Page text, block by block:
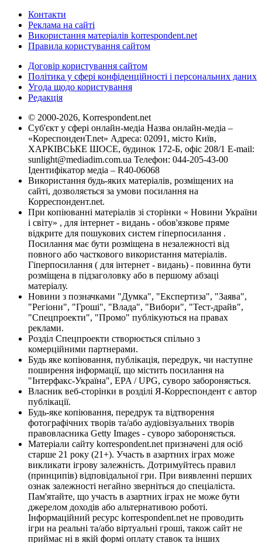
Контакти
Реклама на сайті
Використання матеріалів korrespondent.net
Правила користування сайтом
Договір користування сайтом
Політика у сфері конфіденційності і персональних даних
Угода щодо користування
Редакція
© 2000-2026, Korrespondent.net
Суб'єкт у сфері онлайн-медіа Назва онлайн-медіа –
«КореспонденТ.net» Адреса: 02091, місто Київ,
ХАРКІВСЬКЕ ШОСЕ, будинок 172-Б, офіс 208/1 E-mail:
sunlight@mediadim.com.ua Телефон: 044-205-43-00
Ідентифікатор медіа – R40-06068
Використання будь-яких матеріалів, розміщених на
сайті, дозволяється за умови посилання на
Корреспондент.net.
При копіюванні матеріалів зі сторінки « Новини України
і світу» , для інтернет - видань - обов'язкове пряме
відкрите для пошукових систем гіперпосилання .
Посилання має бути розміщена в незалежності від
повного або часткового використання матеріалів.
Гіперпосилання ( для інтернет - видань) - повинна бути
розміщена в підзаголовку або в першому абзаці
матеріалу.
Новини з позначками "Думка", "Експертиза", "Заява",
"Регіони", "Гроші", "Влада", "Вибори", "Тест-драйв",
"Спецпроекти", "Промо" публікуються на правах
реклами.
Розділ Спецпроекти створюється спільно з
комерційними партнерами.
Будь яке копіювання, публікація, передрук, чи наступне
поширення інформації, що містить посилання на
"Інтерфакс-Україна", EPA / UPG, суворо забороняється.
Власник веб-сторінки в розділі Я-Корреспондент є автор
публікації.
Будь-яке копіювання, передрук та відтворення
фотографічних творів та/або аудіовізуальних творів
правовласника Getty Images - суворо забороняється.
Матеріали сайту korrespondent.net призначені для осіб
старше 21 року (21+). Участь в азартних іграх може
викликати ігрову залежність. Дотримуйтесь правил
(принципів) відповідальної гри. При виявленні перших
ознак залежності негайно зверніться до спеціаліста.
Пам'ятайте, що участь в азартних іграх не може бути
джерелом доходів або альтернативою роботі.
Інформаційний ресурс korrespondent.net не проводить
ігри на реальні та/або віртуальні гроші, також сайт не
приймає ні в якій формі оплату ставок та інших